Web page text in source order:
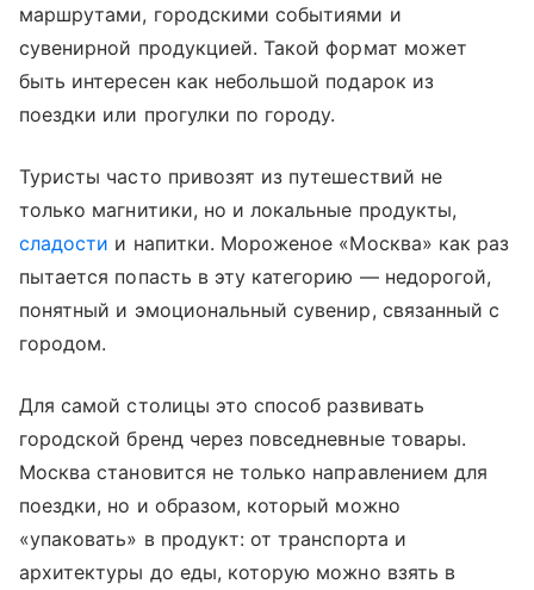
маршрутами, городскими событиями и
сувенирной продукцией. Такой формат может
быть интересен как небольшой подарок из
поездки или прогулки по городу.
Туристы часто привозят из путешествий не
только магнитики, но и локальные продукты,
сладости и напитки. Мороженое «Москва» как раз
пытается попасть в эту категорию — недорогой,
понятный и эмоциональный сувенир, связанный с
городом.
Для самой столицы это способ развивать
городской бренд через повседневные товары.
Москва становится не только направлением для
поездки, но и образом, который можно
«упаковать» в продукт: от транспорта и
архитектуры до еды, которую можно взять в